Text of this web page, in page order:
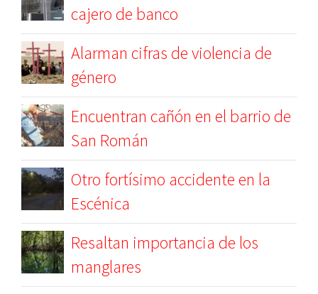
cajero de banco
Alarman cifras de violencia de
género
Encuentran cañón en el barrio de
San Román
Otro fortísimo accidente en la
Escénica
Resaltan importancia de los
manglares